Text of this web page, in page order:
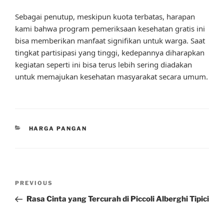
Sebagai penutup, meskipun kuota terbatas, harapan
kami bahwa program pemeriksaan kesehatan gratis ini
bisa memberikan manfaat signifikan untuk warga. Saat
tingkat partisipasi yang tinggi, kedepannya diharapkan
kegiatan seperti ini bisa terus lebih sering diadakan
untuk memajukan kesehatan masyarakat secara umum.
CATEGORIES
HARGA PANGAN
Previous
Post
PREVIOUS
Rasa Cinta yang Tercurah di Piccoli Alberghi Tipici